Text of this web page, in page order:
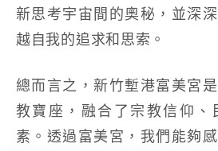
新思考宇宙間的奧秘，並深
越自我的追求和思索。
總而言之，新竹塹港富美宮
教寶座，融合了宗教信仰、
素。透過富美宮，我們能夠